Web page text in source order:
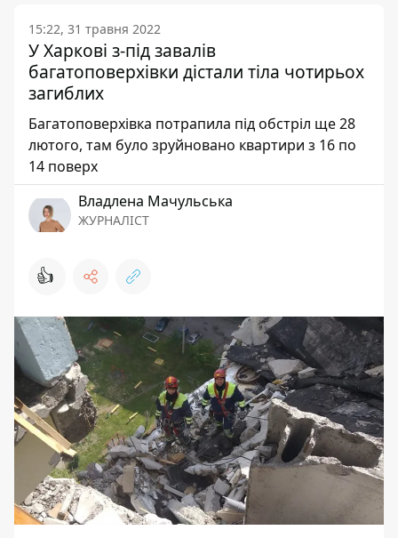
15:22, 31 травня 2022
У Харкові з-під завалів
багатоповерхівки дістали тіла чотирьох
загиблих
Багатоповерхівка потрапила під обстріл ще 28
лютого, там було зруйновано квартири з 16 по
14 поверх
Владлена Мачульська
ЖУРНАЛІСТ
👍